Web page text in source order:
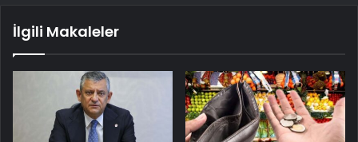
İlgili Makaleler